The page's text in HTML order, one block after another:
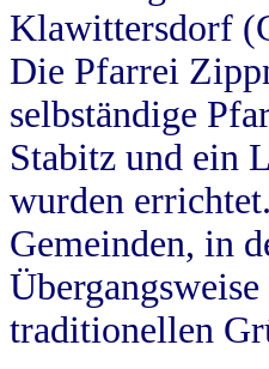
Klawittersdorf
Die Pfarrei
selbständige
Stabitz und ein
wurden
Gemeinden, in
traditionellen